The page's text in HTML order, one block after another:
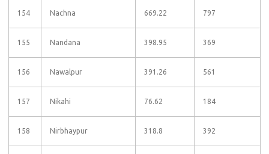
154 Nachna 669.22 797
155 Nandana 398.95 369
156 Nawalpur 391.26 561
157 Nikahi 76.62 184
158 Nirbhaypur 318.8 392